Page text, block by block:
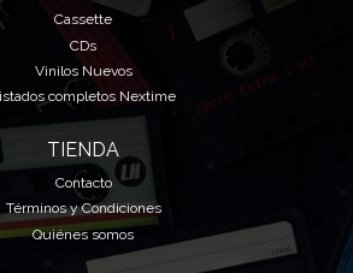
Cassette
CDs
Vinilos Nuevos
completos Nextime
TIENDA
Contacto
Términos y Condiciones
Quiénes somos